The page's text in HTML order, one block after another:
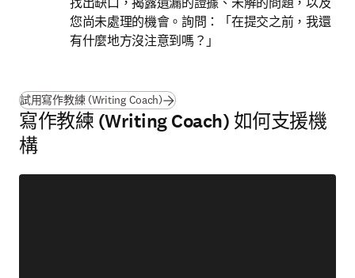
您尚未處理的機會。詢問：「在提交之前，我還
有什麼地方沒注意到嗎？」
試用寫作教練 (Writing Coach)(打開新的分頁／視窗
寫作教練 (Writing Coach) 如何支援機
構